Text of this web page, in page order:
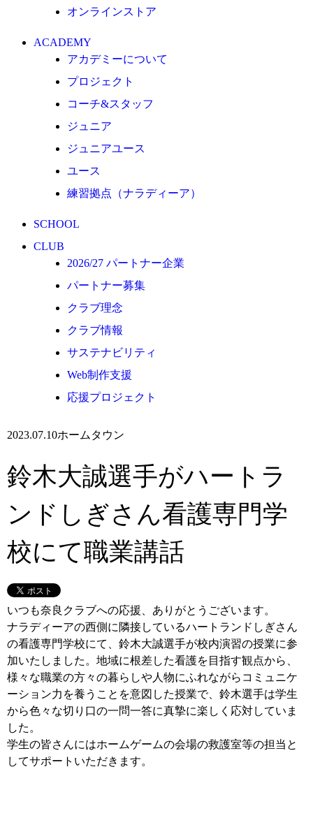
クラブ理念
サステナビリティ
Web制作支援
応援プロジェクト
オンラインストア
ACADEMY
アカデミーについて
プロジェクト
コーチ&スタッフ
ジュニア
ジュニアユース
ユース
練習拠点（ナラディーア）
SCHOOL
CLUB
2026/27 パートナー企業
パートナー募集
クラブ理念
クラブ情報
サステナビリティ
Web制作支援
応援プロジェクト
2023.07.10ホームタウン
鈴木大誠選手がハートラ
ンドしぎさん看護専門学
校にて職業講話
いつも奈良クラブへの応援、ありがとうございます。
ナラディーアの西側に隣接しているハートランドしぎさん
の看護専門学校にて、鈴木大誠選手が校内演習の授業に参
加いたしました。地域に根差した看護を目指す観点から、
様々な職業の方々の暮らしや人物にふれながらコミュニケ
ーション力を養うことを意図した授業で、鈴木選手は学生
から色々な切り口の一問一答に真摯に楽しく応対していま
した。
学生の皆さんにはホームゲームの会場の救護室等の担当と
してサポートいただきます。